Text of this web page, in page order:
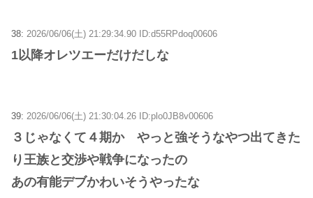
38: 2026/06/06(土) 21:29:34.90 ID:d55RPdoq00606
1以降オレツエーだけだしな
39: 2026/06/06(土) 21:30:04.26 ID:plo0JB8v00606
３じゃなくて４期か やっと強そうなやつ出てきた
り王族と交渉や戦争になったの
あの有能デブかわいそうやったな